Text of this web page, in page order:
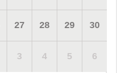
27 28 29 30
3 4 5 6